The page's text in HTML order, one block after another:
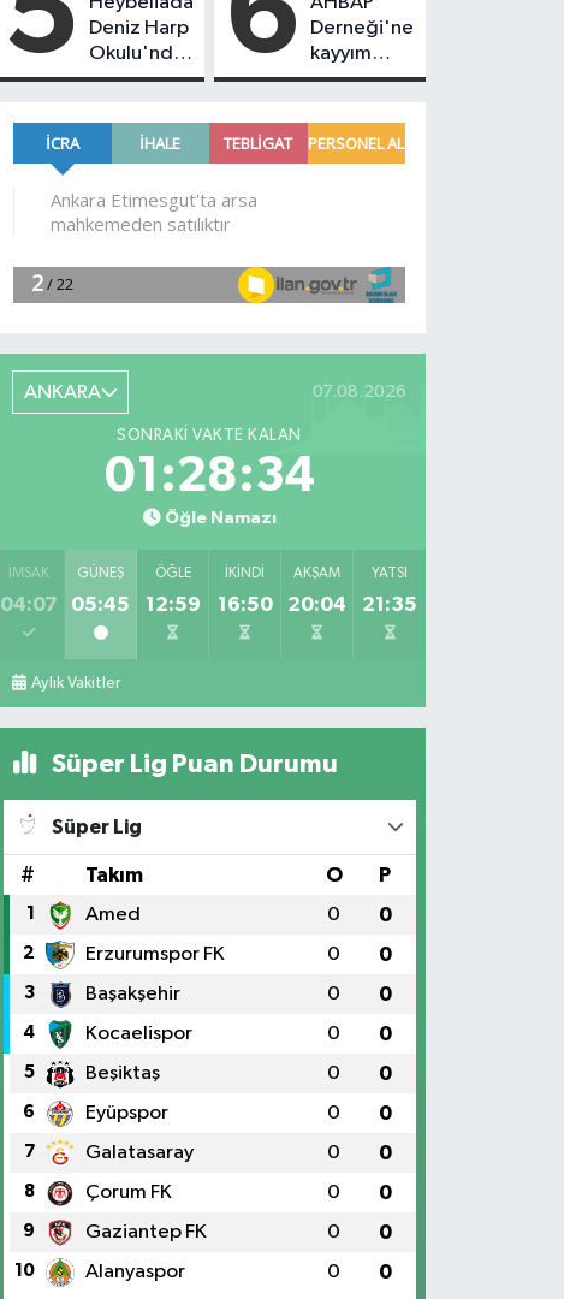
Çankaya
tahliye
edildi!
Deniz Harp
Okulu'nda
korkutan
Alevlere
müdahale
ediyor
Derneği'ne
kayyım
atandı! Tüm
durduruldu
ANKARA 07.08.2026
SONRAKI VAKTE KALAN
01:28:33
Öğle Namazı
İMSAK
04:07
GÜNEŞ
05:45
ÖĞLE
12:59
İKINDI
16:50
AKŞAM
20:04
YATSI
21:35
Aylık Vakitler
Süper Lig Puan Durumu
Süper Lig
# Takım O P
1 Amed 0 0
2 Erzurumspor FK 0 0
3 Başakşehir 0 0
4 Kocaelispor 0 0
5 Beşiktaş 0 0
6 Eyüpspor 0 0
7 Galatasaray 0 0
8 Çorum FK 0 0
9 Gaziantep FK 0 0
10 Alanyaspor 0 0